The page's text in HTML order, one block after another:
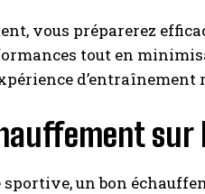
vous préparerez
tout en
d’entraînement
un bon